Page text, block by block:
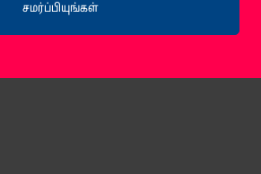
சமர்ப்பியுங்கள்